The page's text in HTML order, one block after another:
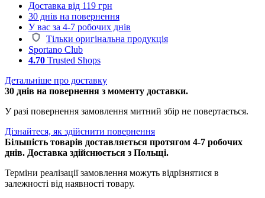
Доставка від 119 грн
30 днів на повернення
У вас за 4-7 робочих днів
Тільки оригінальна продукція
Sportano Club
4.70 Trusted Shops
Детальніше про доставку
30 днів на повернення з моменту доставки.
У разі повернення замовлення митний збір не повертається.
Дізнайтеся, як здійснити повернення
Більшість товарів доставляється протягом 4-7 робочих
днів. Доставка здійснюється з Польщі.
Терміни реалізації замовлення можуть відрізнятися в
залежності від наявності товару.